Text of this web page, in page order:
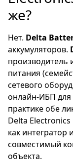
же?
Нет. Delta
аккумуляторов.
производитель
питания
сетевого
онлайн-ИБП
практике обе
Delta
как интегратор
совместимый
объекта.